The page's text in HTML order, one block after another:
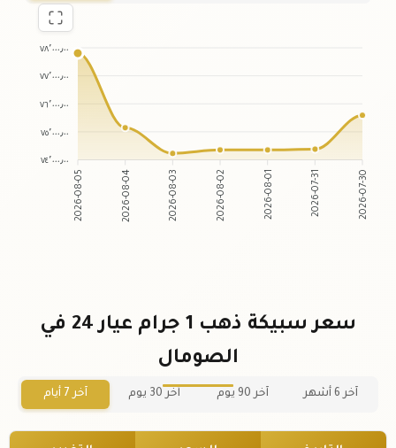
٧٨٬٠٠٠٫٠٠
٧٧٬٠٠٠٫٠٠
٧٦٬٠٠٠٫٠٠
٧٥٬٠٠٠٫٠٠
٧٤٬٠٠٠٫٠٠
2026-08-05 2026-08-04 2026-08-03 2026-08-02 2026-08-01 2026-07-31 2026-07-30
سعر سبيكة ذهب 1 جرام عيار 24 في
الصومال
آخر 6 أشهر آخر 90 يوم آخر 30 يوم آخر 7 أيام